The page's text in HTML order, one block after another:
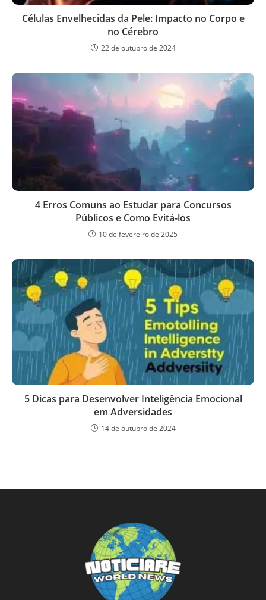
Células Envelhecidas da Pele: Impacto no Corpo e
no Cérebro
22 de outubro de 2024
4 Erros Comuns ao Estudar para Concursos
Públicos e Como Evitá-los
10 de fevereiro de 2025
5 Dicas para Desenvolver Inteligência Emocional
em Adversidades
14 de outubro de 2024